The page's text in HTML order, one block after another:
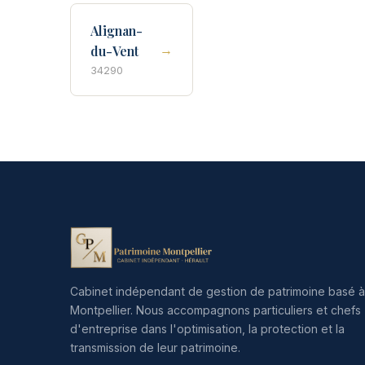
Alignan-
du-Vent
34290
→
Cabinet indépendant de gestion de patrimoine basé à
Montpellier. Nous accompagnons particuliers et chefs
d'entreprise dans l'optimisation, la protection et la
transmission de leur patrimoine.